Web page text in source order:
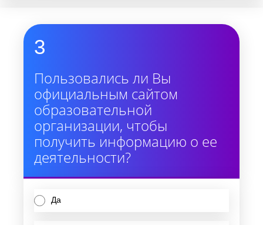
3
Пользовались ли Вы
официальным сайтом
образовательной
организации, чтобы
получить информацию о ее
деятельности?
Да